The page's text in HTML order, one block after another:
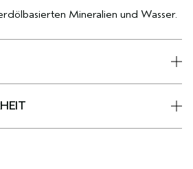
Mineralien und Wasser.